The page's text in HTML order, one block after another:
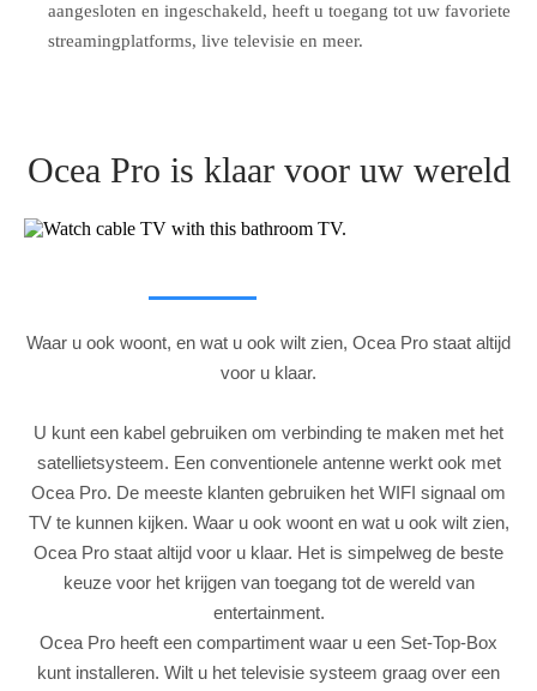
aangesloten en ingeschakeld, heeft u toegang tot uw favoriete
streamingplatforms, live televisie en meer.
Ocea Pro is klaar voor uw wereld
Waar u ook woont, en wat u ook wilt zien, Ocea Pro staat altijd
voor u klaar.
U kunt een kabel gebruiken om verbinding te maken met het
satellietsysteem. Een conventionele antenne werkt ook met
Ocea Pro. De meeste klanten gebruiken het WIFI signaal om
TV te kunnen kijken. Waar u ook woont en wat u ook wilt zien,
Ocea Pro staat altijd voor u klaar. Het is simpelweg de beste
keuze voor het krijgen van toegang tot de wereld van
entertainment.
Ocea Pro heeft een compartiment waar u een Set-Top-Box
kunt installeren. Wilt u het televisie systeem graag over een